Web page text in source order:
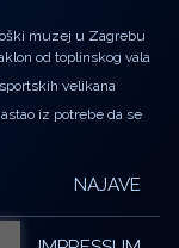
muzej u Zagrebu
od toplinskog vala
velikana
iz potrebe da se
NAJAVE